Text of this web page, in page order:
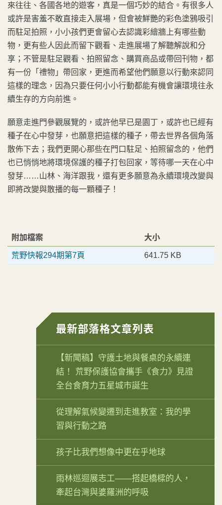
來往往、各國各地的遊客，真是一個巧妙的結合。有很多人
或許是害羞不敢直接走入展場，但會被鮮艷的彩色塗鴉吸引
而駐足拍照，小小孩們更會留心去認識彩繪牆上有哪些動
物，更有些人因此而留下觀看、走進展場了解聽解說和分
享；不管是駐足觀看、拍照留念、購買商品或帶回刊物，都
有一份「禮物」帶回家，更進而希望他們願意以行動來認同
這樣的理念，因為只要任何小小行動都能有機會讓環境往永
續生存的方向前進。
願意走進門參觀展覽的，或許他早已是園丁，或許也已經有
種子在心中發芽，也願意把這樣的種子，帶去世界各個角落
散佈下去；我們更開心那些在門口駐足、拍照留念的，他們
也已悄悄地將環境保護的種子打包回家，等待哪一天在心中
發芽……山林、海洋跟我，還有更多願意為永續環境改變與
即將改變與散播的每一顆種子！
附加檔案 大小
荒野快報294期第7頁 641.75 KB
最新部落格文章列表
【新聞稿】守護土地與餐桌的永續連
結！ 荒野保護協會攜手《食力》見證
全台食育力五星城市誕生
從理解氣候變遷到走進教室：我的學
習與行動之路
孩子比我們想像中更在乎地球
雨林巡迴展志工——搭起橋樑的人，
牽起台灣與婆羅洲的呼吸